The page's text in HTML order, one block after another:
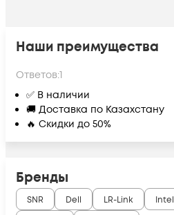
Наши преимущества
Ответов:1
✅ В наличии
🚚 Доставка по Казахстану
🔥 Скидки до 50%
Бренды
SNR Dell LR-Link Intel